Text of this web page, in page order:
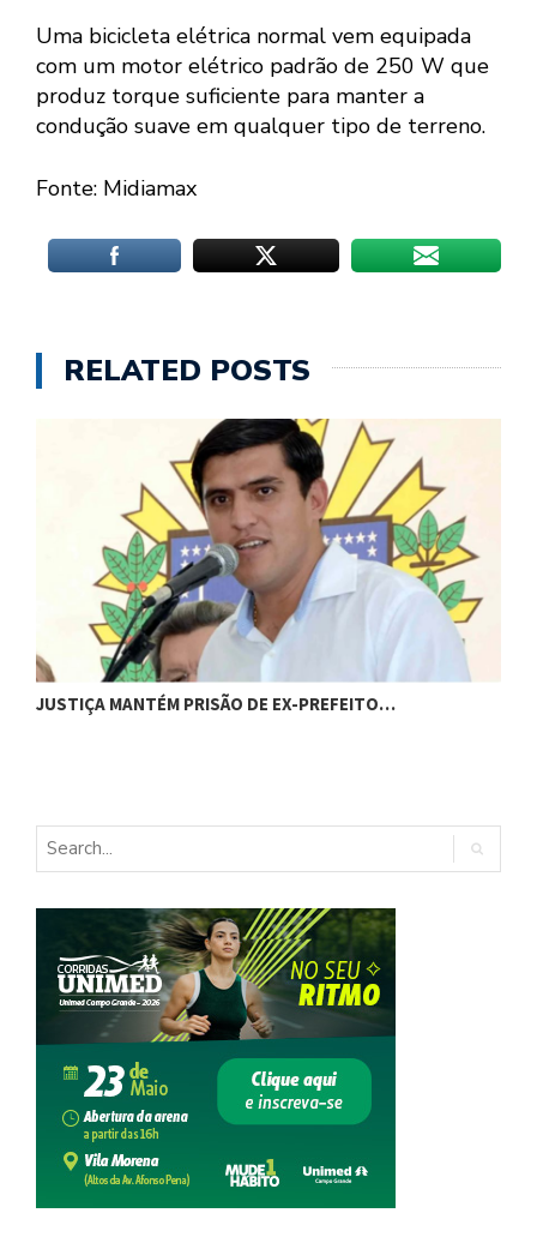
Uma bicicleta elétrica normal vem equipada
com um motor elétrico padrão de 250 W que
produz torque suficiente para manter a
condução suave em qualquer tipo de terreno.
Fonte: Midiamax
RELATED POSTS
JUSTIÇA MANTÉM PRISÃO DE EX-PREFEITO…